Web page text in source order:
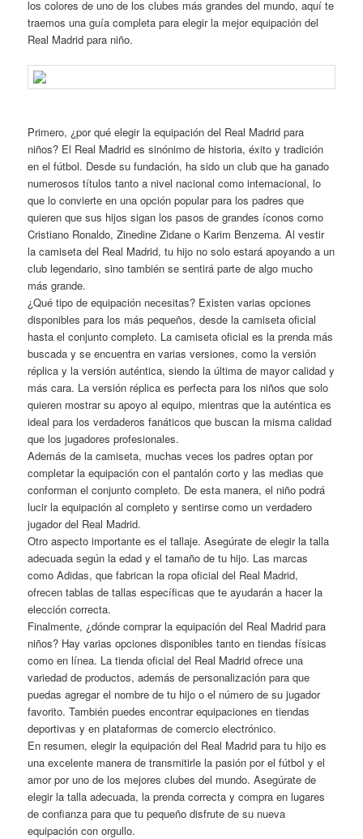
los colores de uno de los clubes más grandes del mundo, aquí te
traemos una guía completa para elegir la mejor equipación del
Real Madrid para niño.
Primero, ¿por qué elegir la equipación del Real Madrid para
niños? El Real Madrid es sinónimo de historia, éxito y tradición
en el fútbol. Desde su fundación, ha sido un club que ha ganado
numerosos títulos tanto a nivel nacional como internacional, lo
que lo convierte en una opción popular para los padres que
quieren que sus hijos sigan los pasos de grandes íconos como
Cristiano Ronaldo, Zinedine Zidane o Karim Benzema. Al vestir
la camiseta del Real Madrid, tu hijo no solo estará apoyando a un
club legendario, sino también se sentirá parte de algo mucho
más grande.
¿Qué tipo de equipación necesitas? Existen varias opciones
disponibles para los más pequeños, desde la camiseta oficial
hasta el conjunto completo. La camiseta oficial es la prenda más
buscada y se encuentra en varias versiones, como la versión
réplica y la versión auténtica, siendo la última de mayor calidad y
más cara. La versión réplica es perfecta para los niños que solo
quieren mostrar su apoyo al equipo, mientras que la auténtica es
ideal para los verdaderos fanáticos que buscan la misma calidad
que los jugadores profesionales.
Además de la camiseta, muchas veces los padres optan por
completar la equipación con el pantalón corto y las medias que
conforman el conjunto completo. De esta manera, el niño podrá
lucir la equipación al completo y sentirse como un verdadero
jugador del Real Madrid.
Otro aspecto importante es el tallaje. Asegúrate de elegir la talla
adecuada según la edad y el tamaño de tu hijo. Las marcas
como Adidas, que fabrican la ropa oficial del Real Madrid,
ofrecen tablas de tallas específicas que te ayudarán a hacer la
elección correcta.
Finalmente, ¿dónde comprar la equipación del Real Madrid para
niños? Hay varias opciones disponibles tanto en tiendas físicas
como en línea. La tienda oficial del Real Madrid ofrece una
variedad de productos, además de personalización para que
puedas agregar el nombre de tu hijo o el número de su jugador
favorito. También puedes encontrar equipaciones en tiendas
deportivas y en plataformas de comercio electrónico.
En resumen, elegir la equipación del Real Madrid para tu hijo es
una excelente manera de transmitirle la pasión por el fútbol y el
amor por uno de los mejores clubes del mundo. Asegúrate de
elegir la talla adecuada, la prenda correcta y compra en lugares
de confianza para que tu pequeño disfrute de su nueva
equipación con orgullo.